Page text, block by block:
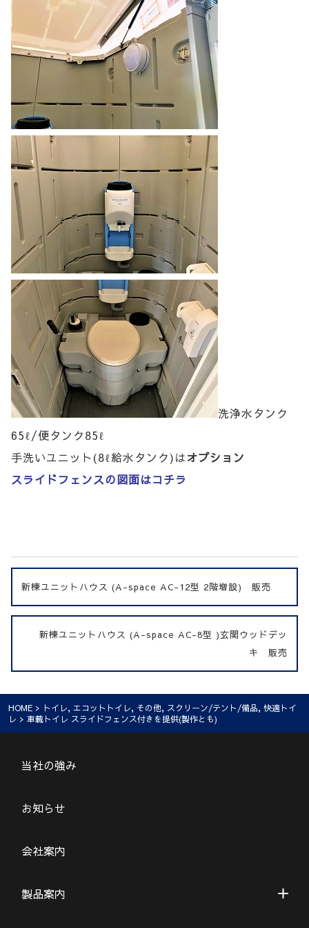
洗浄水タンク
65ℓ/便タンク85ℓ
手洗いユニット(8ℓ給水タンク)はオプション
スライドフェンスの図面はコチラ
新棟ユニットハウス (A-space AC-12型 2階増設) 販売
新棟ユニットハウス (A-space AC-8型 )玄関ウッドデッ
キ 販売
HOME > トイレ, エコットトイレ, その他, スクリーン/テント/備品, 快適トイ
レ > 車載トイレ スライドフェンス付きを提供(製作とも)
当社の強み
お知らせ
会社案内
製品案内